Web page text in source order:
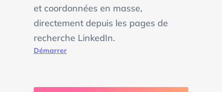
et coordonnées en masse,
directement depuis les pages de
recherche LinkedIn.
Démarrer